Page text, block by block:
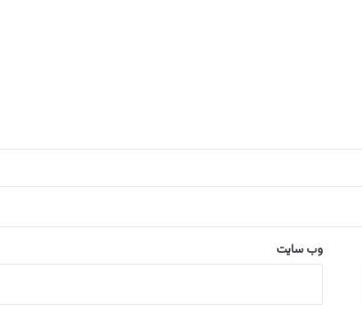
وب‌ سایت